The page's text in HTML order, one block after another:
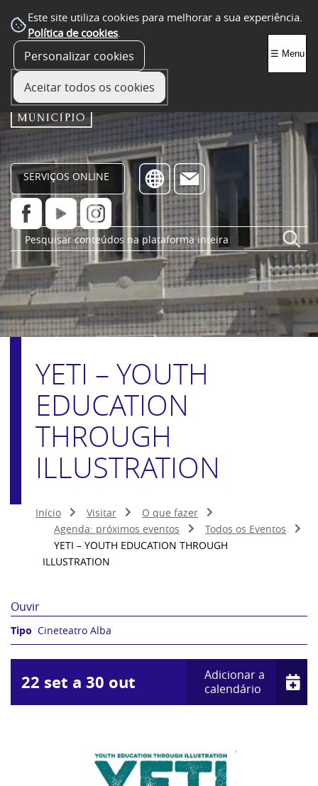
Este site utiliza cookies para melhorar a sua experiência.
Política de cookies.
Personalizar cookies
Aceitar todos os cookies
SERVIÇOS ONLINE
☰ Menu
YETI – YOUTH
EDUCATION
THROUGH
ILLUSTRATION
Início Visitar
O que fazer
Agenda: próximos eventos
Todos os Eventos
YETI – YOUTH EDUCATION THROUGH
ILLUSTRATION
Ouvir
Cineteatro Alba
22 set a 30 out
Adicionar a
calendário